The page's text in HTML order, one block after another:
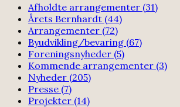
Afholdte arrangementer (31)
Årets Bernhardt (44)
Arrangementer (72)
Byudvikling/bevaring (67)
Foreningsnyheder (5)
Kommende arrangementer (3)
Nyheder (205)
Presse (7)
Projekter (14)